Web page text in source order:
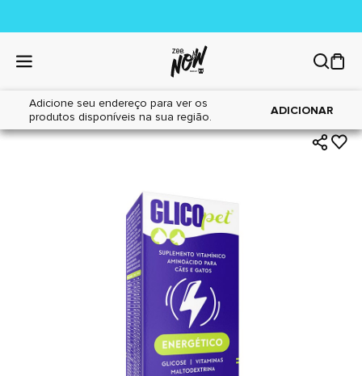
Adicione seu endereço para ver os
produtos disponíveis na sua região.
ADICIONAR
Home|Cães|Farmácia